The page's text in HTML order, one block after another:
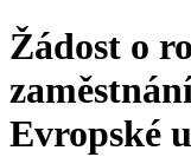
Žádost o
Evropské